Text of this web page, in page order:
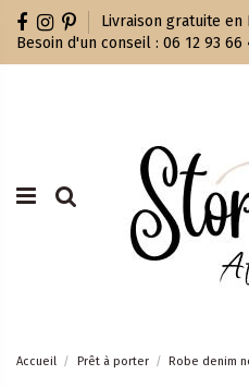
Livraison gratuite
Besoin d'un conseil : 06 12 93 66
Accueil Prêt à porter Robe denim